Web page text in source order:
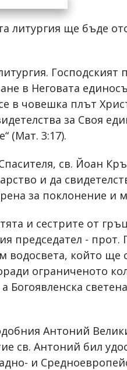
литургия ще бъде
Господският
в Неговата
в човешка плът
за Своя
(Мат. 3:17).
св. Йоан
и да
за поклонение и
и сестрите от
председател - прот.
водосвета, който ще
ограниченото
Антоний
св. Антоний бил
и